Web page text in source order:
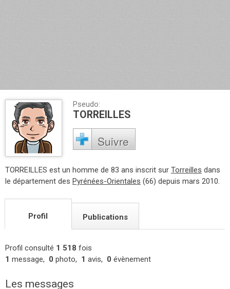
Pseudo:
TORREILLES
Suivre
TORREILLES est un homme de 83 ans inscrit sur Torreilles dans
le département des Pyrénées-Orientales (66) depuis mars 2010.
Profil Publications
Profil consulté 1 518 fois
1 message, 0 photo, 1 avis, 0 évènement
Les messages